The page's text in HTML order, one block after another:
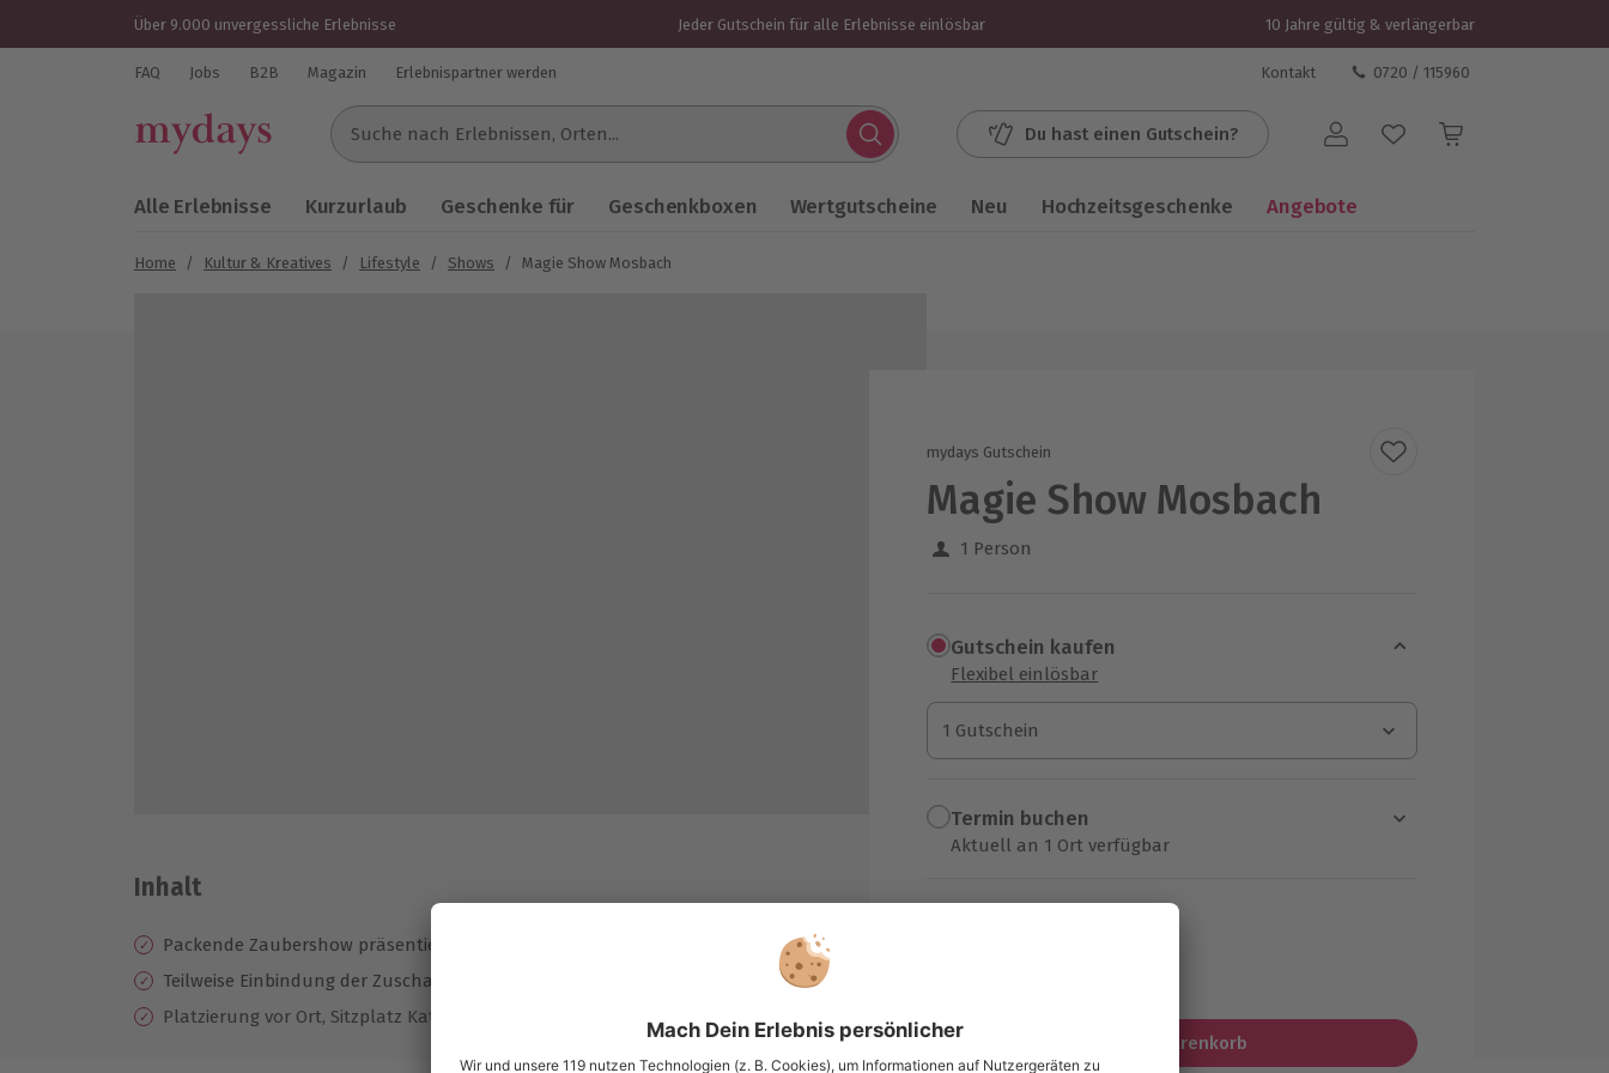
Über 9.000 unvergessliche Erlebnisse Jeder Gutschein für alle Erlebnisse einlösbar 10 Jahre gültig & verlängerbar
FAQ Jobs B2B Magazin Erlebnispartner werden Kontakt 0720 / 115960
Suche nach Erlebnissen...
Du hast einen Gutschein? Benutzerkonto
Alle Erlebnisse Kurzurlaub Geschenke für Geschenkboxen Wertgutscheine Neu Hochzeitsgeschenke Angebote
Home / Kultur & Kreatives / Lifestyle / Shows / Magie Show Mosbach
mydays Gutschein
Magie Show Mosbach
1 Person
Gutschein kaufen
Flexibel einlösbar
1 Gutschein
1 Gutschein
1 Gutschein
Termin buchen
Aktuell an 1 Ort verfügbar
In den Warenkorb
Inhalt
Packende Zaubershow präsentiert vom Magier-Duo „Golden Ace“
Teilweise Einbindung der Zuschauer in die Zauberkunst und Tricks
Platzierung vor Ort, Sitzplatz Kategorie 2